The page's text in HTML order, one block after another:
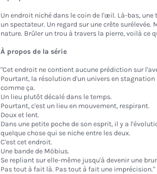
Un endroit niché dans le coin de l'œil. Là-bas, une
un spectateur. Un regard sur une crête surélevée.
nature. Brûler un trou à travers la pierre, voilà ce
À propos de la série
"Cet endroit ne contient aucune prédiction sur
Pourtant, la résolution d'un univers en stagnation
comme ça.
Un lieu plutôt décalé dans le temps.
Pourtant, c'est un lieu en mouvement, respirant.
Doux et lent.
Dans une petite poche de son esprit, il y a
quelque chose qui se niche entre les deux.
C'est cet endroit.
Une bande de Möbius.
Se repliant sur elle-même jusqu'à devenir une
Pas tout à fait là. Pas tout à fait une imprécision."